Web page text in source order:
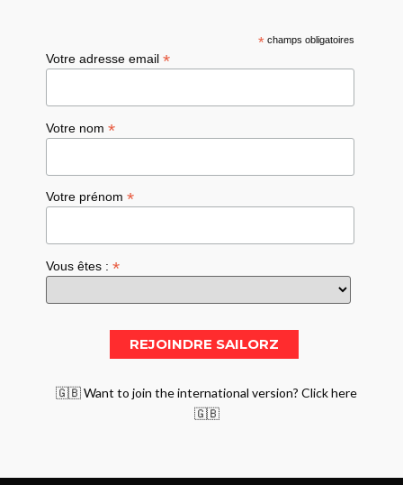
*champs obligatoires
Votre adresse email*
Votre nom*
Votre prénom*
Vous êtes :*
🇬🇧 Want to join the international version? Click here
🇬🇧